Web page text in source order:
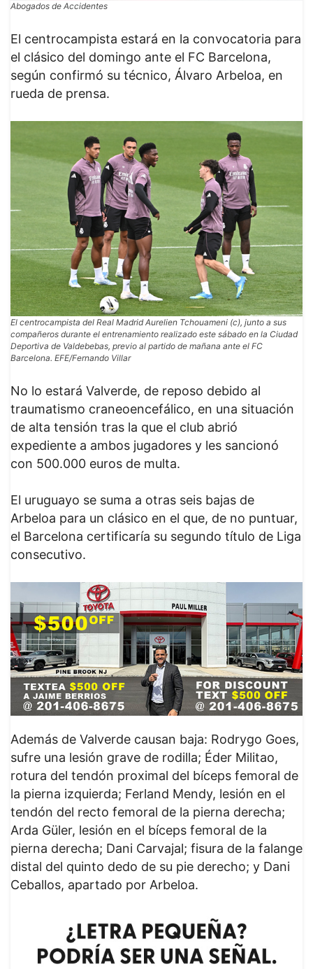
Abogados de Accidentes
El centrocampista estará en la convocatoria para
el clásico del domingo ante el FC Barcelona,
según confirmó su técnico, Álvaro Arbeloa, en
rueda de prensa.
El centrocampista del Real Madrid Aurelien Tchouameni (c), junto a sus
compañeros durante el entrenamiento realizado este sábado en la Ciudad
Deportiva de Valdebebas, previo al partido de mañana ante el FC
Barcelona. EFE/Fernando Villar
No lo estará Valverde, de reposo debido al
traumatismo craneoencefálico, en una situación
de alta tensión tras la que el club abrió
expediente a ambos jugadores y les sancionó
con 500.000 euros de multa.
El uruguayo se suma a otras seis bajas de
Arbeloa para un clásico en el que, de no puntuar,
el Barcelona certificaría su segundo título de Liga
consecutivo.
Además de Valverde causan baja: Rodrygo Goes,
sufre una lesión grave de rodilla; Éder Militao,
rotura del tendón proximal del bíceps femoral de
la pierna izquierda; Ferland Mendy, lesión en el
tendón del recto femoral de la pierna derecha;
Arda Güler, lesión en el bíceps femoral de la
pierna derecha; Dani Carvajal; fisura de la falange
distal del quinto dedo de su pie derecho; y Dani
Ceballos, apartado por Arbeloa.